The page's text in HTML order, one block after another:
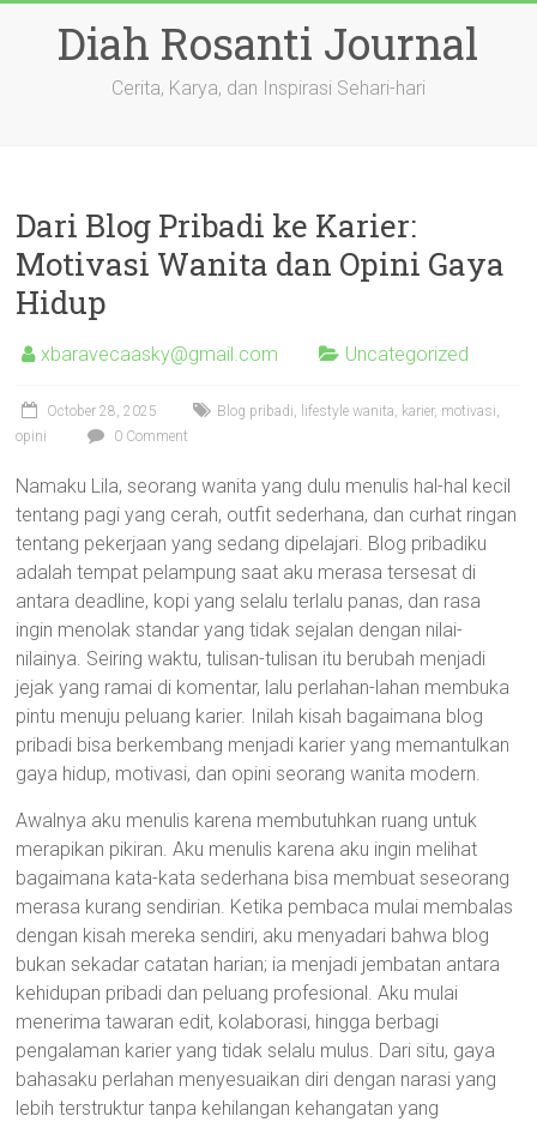
contentDiah Rosanti Journal
Cerita, Karya, dan Inspirasi Sehari-hari
Dari Blog Pribadi ke Karier:
Motivasi Wanita dan Opini Gaya
Hidup
xbaravecaasky@gmail.com Uncategorized
October 28, 2025
Blog pribadi, lifestyle wanita, karier, motivasi,
opini
0 Comment
Namaku Lila, seorang wanita yang dulu menulis hal-hal kecil
tentang pagi yang cerah, outfit sederhana, dan curhat ringan
tentang pekerjaan yang sedang dipelajari. Blog pribadiku
adalah tempat pelampung saat aku merasa tersesat di
antara deadline, kopi yang selalu terlalu panas, dan rasa
ingin menolak standar yang tidak sejalan dengan nilai-
nilainya. Seiring waktu, tulisan-tulisan itu berubah menjadi
jejak yang ramai di komentar, lalu perlahan-lahan membuka
pintu menuju peluang karier. Inilah kisah bagaimana blog
pribadi bisa berkembang menjadi karier yang memantulkan
gaya hidup, motivasi, dan opini seorang wanita modern.
Awalnya aku menulis karena membutuhkan ruang untuk
merapikan pikiran. Aku menulis karena aku ingin melihat
bagaimana kata-kata sederhana bisa membuat seseorang
merasa kurang sendirian. Ketika pembaca mulai membalas
dengan kisah mereka sendiri, aku menyadari bahwa blog
bukan sekadar catatan harian; ia menjadi jembatan antara
kehidupan pribadi dan peluang profesional. Aku mulai
menerima tawaran edit, kolaborasi, hingga berbagi
pengalaman karier yang tidak selalu mulus. Dari situ, gaya
bahasaku perlahan menyesuaikan diri dengan narasi yang
lebih terstruktur tanpa kehilangan kehangatan yang